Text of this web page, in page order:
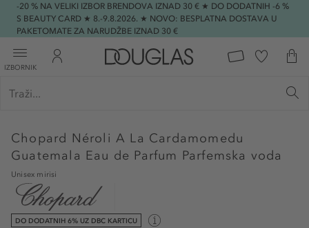
-20 % NA VELIKI IZBOR BRENDOVA IZNAD 30 € ★ DO DODATNIH -6 %
S BEAUTY CARD ★ 8.-9.8.2026. ★ NOVO: BESPLATNA DOSTAVA U
PAKETOMATE ZA NARUDŽBE IZNAD 30 €
IZBORNIK
Chopard Néroli A La Cardamomedu
Guatemala Eau de Parfum Parfemska voda
Unisex mirisi
DO DODATNIH 6% UZ DBC KARTICU